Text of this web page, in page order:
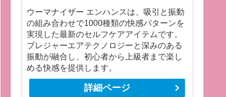
ウーマナイザー エンハンスは、吸引と振動
の組み合わせで1000種類の快感パターンを
実現した最新のセルフケアアイテムです。
プレジャーエアテクノロジーと深みのある
振動が融合し、初心者から上級者まで楽し
める快感を提供します。
詳細ページ